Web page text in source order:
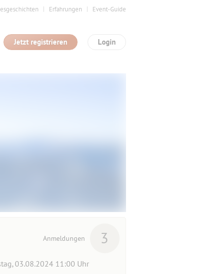
Erfahrungen Event-Guide
Login
Jetzt registrieren
Anmeldungen 3
03.08.2024 11:00 Uhr